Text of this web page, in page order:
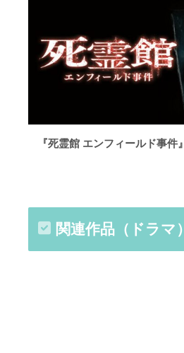
『死霊館 エンフィールド事件』
関連作品（ドラマ）